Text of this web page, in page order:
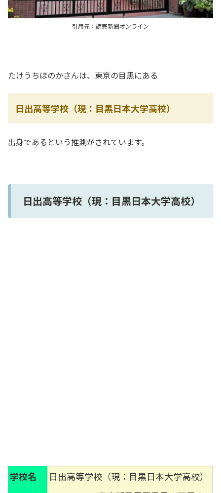
引用元：読売新聞オンライン
たけうちほのかさんは、東京の目黒にある
日出高等学校（現：目黒日本大学高校）
出身であるという推測がされています。
日出高等学校（現：目黒日本大学高校）
学校名 日出高等学校（現：目黒日本大学高校）